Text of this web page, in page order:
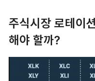
주식시장 로테이
해야 할까?